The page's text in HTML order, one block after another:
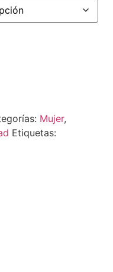
Mujer,
Etiquetas: